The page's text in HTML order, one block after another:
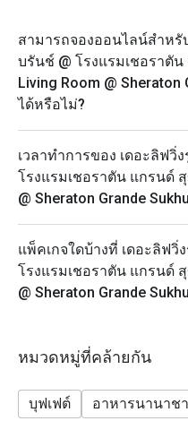
ยม
- เพื่อความสะดวกของคุ
หากคุณมีข้อจำกัดทางอ
คำขอพิเศษ
เวลา 14.00-16.00 น.
ราคาเริ่มต้น 1,200++ บ
- กรุณาจองล่วงหน้าอย่
เนื่องจากอาหารบางราย
หน้าได้ เราขอขอบคุ
- ในกรณีที่มีการจองเข้า
- เพื่อความสะดวกของคุ
หากคุณมีข้อจำกัดทางอ
คำขอพิเศษ
สามารถจองออนไลน์สำหรั
บรันช์ @ โรงแรมเชอราตั
Living Room @ Sheraton
ได้หรือไม่?
เวลาทำการของ เดอะลิฟวิ่
โรงแรมเชอราตัน แกรนด์
@ Sheraton Grande
แพ็คเกจใดบ้างที่ เดอะลิฟวิ่
โรงแรมเชอราตัน แกรนด์
@ Sheraton Grande
หมวดหมู่ที่คล้ายกัน
บุฟเฟต์ อาหารนานาช